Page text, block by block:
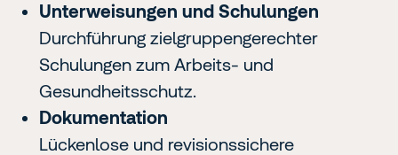
Unterweisungen und Schulungen
Durchführung zielgruppengerechter
Schulungen zum Arbeits- und
Gesundheitsschutz.
Dokumentation
Lückenlose und revisionssichere